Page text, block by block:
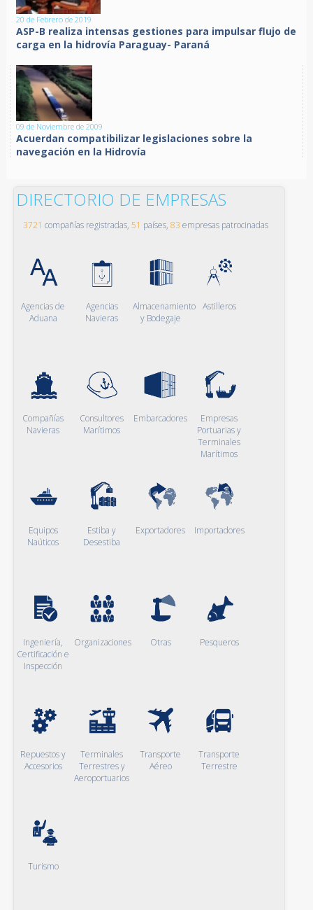
20 de Febrero de 2019
ASP-B realiza intensas gestiones para impulsar flujo de
carga en la hidrovía Paraguay- Paraná
09 de Noviembre de 2009
Acuerdan compatibilizar legislaciones sobre la
navegación en la Hidrovía
DIRECTORIO DE EMPRESAS
3721 compañías registradas, 51 países, 83 empresas patrocinadas
Agencias de
Aduana
Agencias
Navieras
Almacenamiento
y Bodegaje
Astilleros
Compañías
Navieras
Consultores
Marítimos
Embarcadores
Empresas
Portuarias y
Terminales
Marítimos
Equipos
Naúticos
Estiba y
Desestiba
Exportadores Importadores
Ingeniería,
Certificación e
Inspección
Organizaciones Otras Pesqueros
Repuestos y
Accesorios
Terminales
Terrestres y
Aeroportuarios
Transporte
Aéreo
Transporte
Terrestre
Turismo